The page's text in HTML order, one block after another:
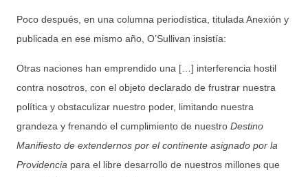
Poco después, en una columna periodística, titulada Anexión y
publicada en ese mismo año, O’Sullivan insistía:
Otras naciones han emprendido una […] interferencia hostil
contra nosotros, con el objeto declarado de frustrar nuestra
política y obstaculizar nuestro poder, limitando nuestra
grandeza y frenando el cumplimiento de nuestro Destino
Manifiesto de extendernos por el continente asignado por la
Providencia para el libre desarrollo de nuestros millones que